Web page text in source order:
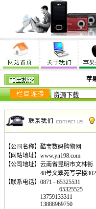
苹
【公司名称】酷宝数码购物网
【网站地址】www.yn198.com
【公司地址】云南省昆明市文林街
48号文翠苑写字楼302
【联系电话】0871 - 65325531
65325525
13759133311
13888969750